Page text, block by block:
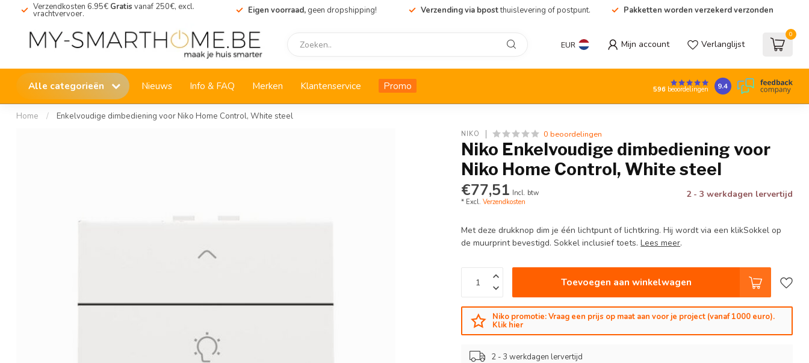
Verzendkosten 6.95€ Gratis vanaf 250€, excl.
vrachtvervoer. Eigen voorraad, geen dropshipping! Verzending via bpostthuislevering of postpunt. Pakketten worden verzekerd verzonden
EUR Mijn account Verlanglijst
0
Alle categorieën Nieuws Info & FAQ Merken Klantenservice Promo 596beoordelingen 9.4
Home / Enkelvoudige dimbediening voor Niko Home Control, White steel
NIKO 0 beoordelingen
Niko Enkelvoudige dimbediening voor
Niko Home Control, White steel
€77,51 Incl. btw
* Excl.Verzendkosten
2 - 3 werkdagen lervertijd
Met deze drukknop dim je één lichtpunt of lichtkring. Hij wordt via een klikSokkel op
de muurprint bevestigd. Sokkel inclusief toets.Lees meer.
Toevoegen aan winkelwagen
Niko promotie: Vraag een prijs op maat aan voor je project (vanaf 1000 euro).
Klik hier
2 - 3 werkdagen lervertijd